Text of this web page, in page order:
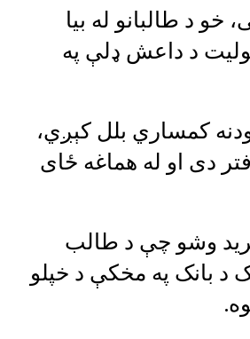
د طالبانو له بیا
د داعش ډلې په
کمساري بلل کېږي،
دی او له هماغه ځای
وشو چې د طالب
د بانک په مخکې د خپلو